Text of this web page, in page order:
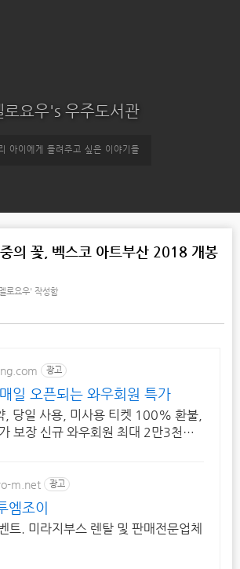
로요우's 우주도서관
아이에게 들려주고 싶은 이야기들
의 꽃, 벡스코 아트부산 2018 개봉
로요우' 작성함
광고
일 오픈되는 와우회원 특가
, 당일 사용, 미사용 티켓 100% 환불,
보장 신규 와우회원 최대 2만3천원
m.net 광고
엠조이
트. 미라지부스 렌탈 및 판매전문업체